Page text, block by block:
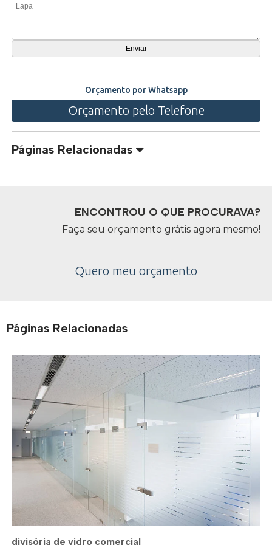
Orçamento por Whatsapp
Orçamento pelo Telefone
Páginas Relacionadas
ENCONTROU O QUE PROCURAVA?
Faça seu orçamento grátis agora mesmo!
Quero meu orçamento
Páginas Relacionadas
divisória de vidro comercial